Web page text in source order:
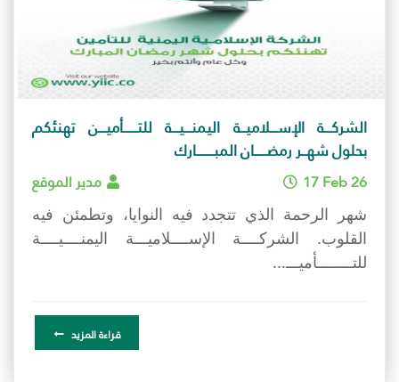
الشركــــة الإســــلاميـــة اليمنــــيــــة للتــــــــأميــــن تهنئكم
بحلول شهـــر رمضـــــــان المبــــــــــارك
مدير الموقع
17 Feb 26
شهر الرحمة الذي تتجدد فيه النوايا، وتطمئن فيه
القلوب. الشركــــة الإســــلاميـــة اليمنــــيــــة
للتــــــــأميـــ...
قراءة المزيد